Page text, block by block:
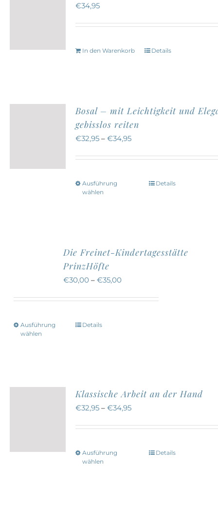
€34,95
In den Warenkorb Details
Bosal – mit Leichtigkeit und
gebisslos reiten
€32,95 – €34,95
Ausführung
wählen
Dieses
auf.
können
Details
Die Freinet-Kindertagesstätte
PrinzHöfte
€30,00 –€35,00
Ausführung
wählen
Dieses
auf.
Optionen
auf
Details
Klassische Arbeit an der Hand
€32,95 – €34,95
Ausführung
wählen
Dieses
Details